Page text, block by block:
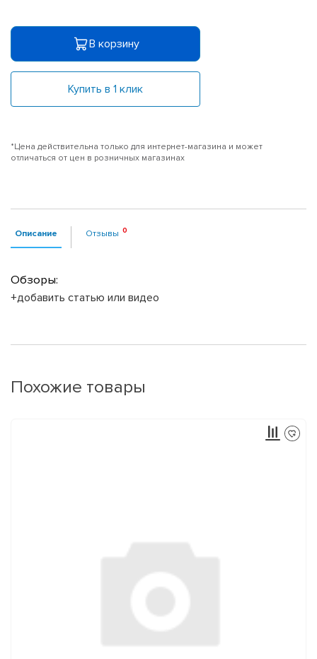
В корзину
Купить в 1 клик
*Цена действительна только для интернет-магазина и может
отличаться от цен в розничных магазинах
Описание Отзывы
Обзоры:
+добавить статью или видео
Похожие товары